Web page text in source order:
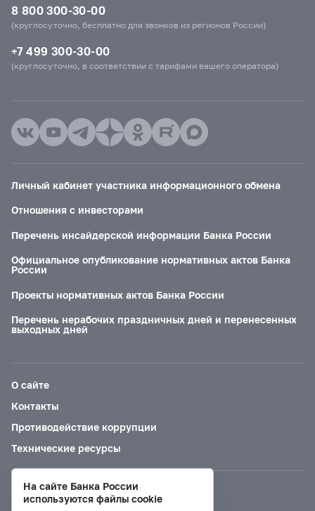
8 800 300-30-00
(круглосуточно, бесплатно для звонков из регионов России)
+7 499 300-30-00
(круглосуточно, в соответствии с тарифами вашего оператора)
Личный кабинет участника информационного обмена
Отношения с инвесторами
Перечень инсайдерской информации Банка России
Официальное опубликование нормативных актов Банка
России
Проекты нормативных актов Банка России
Перечень нерабочих праздничных дней и перенесенных
выходных дней
О сайте
Контакты
Противодействие коррупции
Технические ресурсы
Версия для слабовидящих
На сайте Банка России
используются файлы cookie